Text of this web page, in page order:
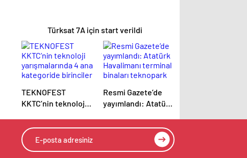
Türksat 7A için start verildi
TEKNOFEST
KKTC’nin teknoloji
ana kategoride
birinciler belli oldu
Resmi Gazete’de
yayımlandı: Atatürk
binaları teknopark